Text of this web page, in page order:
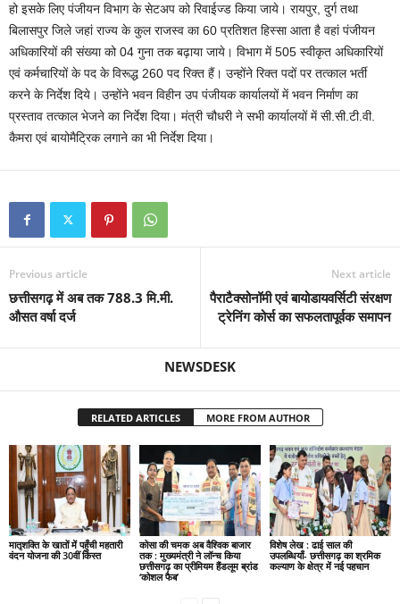
हो इसके लिए पंजीयन विभाग के सेटअप को रिवाईज्ड किया जाये। रायपुर, दुर्ग तथा
बिलासपुर जिले जहां राज्य के कुल राजस्व का 60 प्रतिशत हिस्सा आता है वहां पंजीयन
अधिकारियों की संख्या को 04 गुना तक बढ़ाया जाये। विभाग में 505 स्वीकृत अधिकारियों
एवं कर्मचारियों के पद के विरूद्ध 260 पद रिक्त हैं। उन्होंने रिक्त पदों पर तत्काल भर्ती
करने के निर्देश दिये। उन्होंने भवन विहीन उप पंजीयक कार्यालयों में भवन निर्माण का
प्रस्ताव तत्काल भेजने का निर्देश दिया। मंत्री चौधरी ने सभी कार्यालयों में सी.सी.टी.वी.
कैमरा एवं बायोमैट्रिक लगाने का भी निर्देश दिया।
Previous article
छत्तीसगढ़ में अब तक 788.3 मि.मी.
औसत वर्षा दर्ज
Next article
पैराटैक्सोनॉमी एवं बायोडायवर्सिटी संरक्षण
ट्रेनिंग कोर्स का सफलतापूर्वक समापन
NEWSDESK
RELATED ARTICLES MORE FROM AUTHOR
मातृशक्ति के खातों में पहुँची महतारी
वंदन योजना की 30वीं किस्त
कोसा की चमक अब वैश्विक बाजार
तक : मुख्यमंत्री ने लॉन्च किया
छत्तीसगढ़ का प्रीमियम हैंडलूम ब्रांड
‘कोशल फैब’
विशेष लेख : ढाई साल की
उपलब्धियाँ- छत्तीसगढ़ का श्रमिक
कल्याण के क्षेत्र में नई पहचान